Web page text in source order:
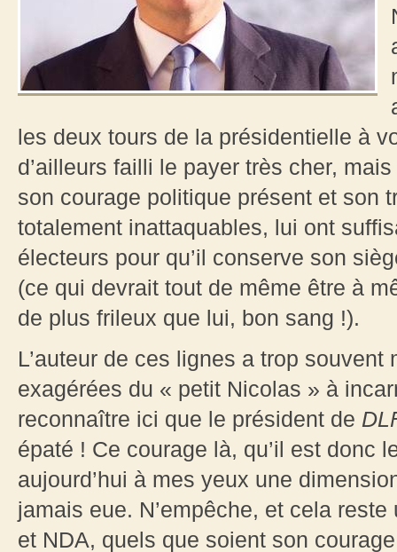
les deux tours de la présidentielle à
d’ailleurs failli le payer très cher,
son courage politique présent et son
totalement inattaquables, lui ont
électeurs pour qu’il conserve son
(ce qui devrait tout de même être à
de plus frileux que lui, bon sang !).
L’auteur de ces lignes a trop
exagérées du « petit Nicolas » à
reconnaître ici que le président de
épaté ! Ce courage là, qu’il est donc
aujourd’hui à mes yeux une
jamais eue. N’empêche, et cela
et NDA, quels que soient son